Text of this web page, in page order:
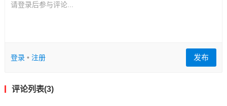
请登录后参与评论...
登录• 注册 发布
评论列表(3)